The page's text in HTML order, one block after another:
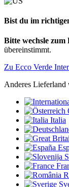
Bist du im
Bitte wechsle zum
übereinstimmt.
Zu Ecco Verde
Anderes Lieferland
Italia